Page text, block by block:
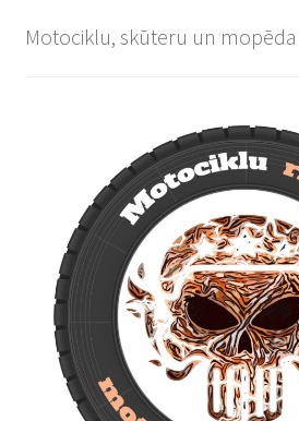
Motociklu, skūteru un